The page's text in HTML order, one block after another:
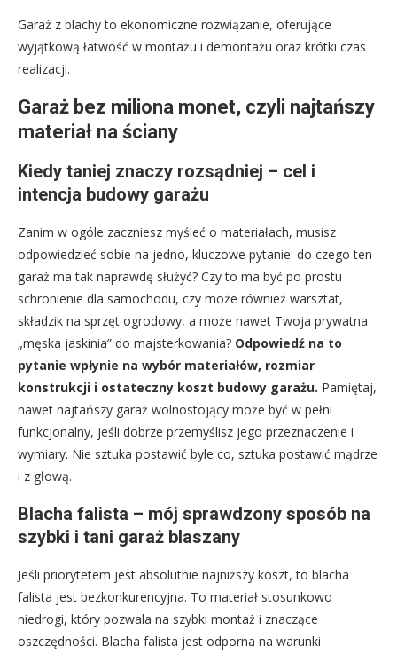
Garaż z blachy to ekonomiczne rozwiązanie, oferujące
wyjątkową łatwość w montażu i demontażu oraz krótki czas
realizacji.
Garaż bez miliona monet, czyli najtańszy
materiał na ściany
Kiedy taniej znaczy rozsądniej – cel i
intencja budowy garażu
Zanim w ogóle zaczniesz myśleć o materiałach, musisz
odpowiedzieć sobie na jedno, kluczowe pytanie: do czego ten
garaż ma tak naprawdę służyć? Czy to ma być po prostu
schronienie dla samochodu, czy może również warsztat,
składzik na sprzęt ogrodowy, a może nawet Twoja prywatna
„męska jaskinia” do majsterkowania? Odpowiedź na to
pytanie wpłynie na wybór materiałów, rozmiar
konstrukcji i ostateczny koszt budowy garażu. Pamiętaj,
nawet najtańszy garaż wolnostojący może być w pełni
funkcjonalny, jeśli dobrze przemyślisz jego przeznaczenie i
wymiary. Nie sztuka postawić byle co, sztuka postawić mądrze
i z głową.
Blacha falista – mój sprawdzony sposób na
szybki i tani garaż blaszany
Jeśli priorytetem jest absolutnie najniższy koszt, to blacha
falista jest bezkonkurencyjna. To materiał stosunkowo
niedrogi, który pozwala na szybki montaż i znaczące
oszczędności. Blacha falista jest odporna na warunki